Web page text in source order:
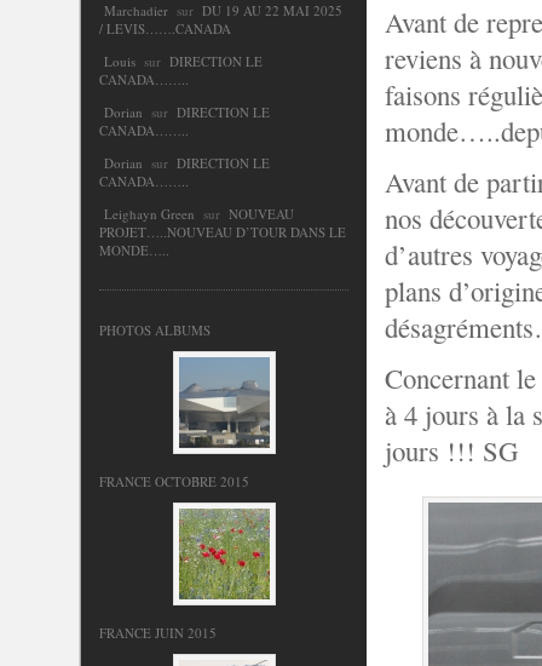
Marchadier sur DU 19 AU 22 MAI 2025
/ LEVIS…….CANADA
Louis sur DIRECTION LE
CANADA……..
Dorian sur DIRECTION LE
CANADA……..
Dorian sur DIRECTION LE
CANADA……..
Leighayn Green sur NOUVEAU
PROJET…..NOUVEAU D’TOUR DANS LE
MONDE…..
PHOTOS ALBUMS
FRANCE OCTOBRE 2015
FRANCE JUIN 2015
Avant de
reviens à
faisons
Avant de
nos
d’autres
plans
Concernant
à 4 jours à la
jours !!! SG